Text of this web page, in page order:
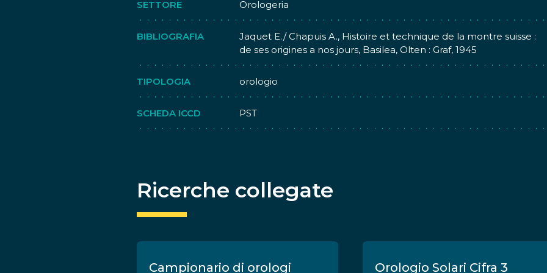
SETTORE Orologeria
BIBLIOGRAFIA
Jaquet E./ Chapuis A., Histoire et technique de la montre suisse :
de ses origines a nos jours, Basilea, Olten : Graf, 1945
TIPOLOGIA orologio
SCHEDA ICCD PST
Ricerche collegate
Campionario di orologi Orologio Solari Cifra 3